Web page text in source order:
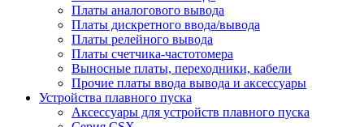
Платы аналогового вывода
Платы дискретного ввода/вывода
Платы релейного вывода
Платы счетчика-частотомера
Выносные платы, переходники, кабели
Прочие платы ввода вывода и аксессуары
Устройства плавного пуска
Аксессуары для устройств плавного пуска